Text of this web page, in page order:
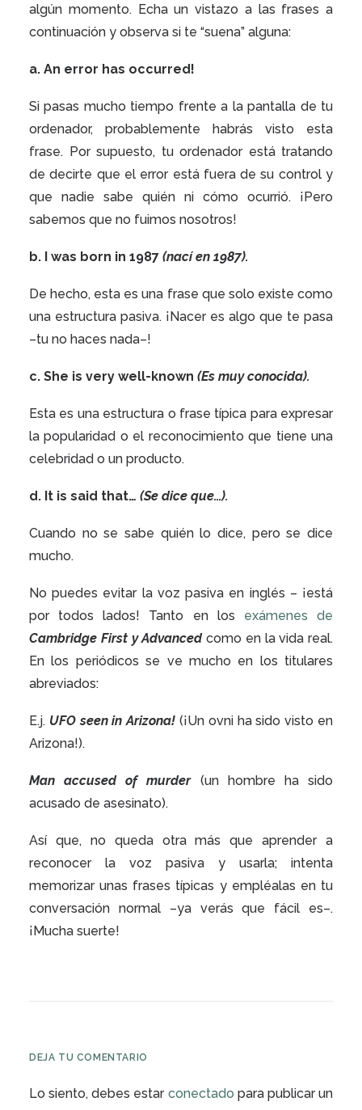
algún momento. Echa un vistazo a las frases a
continuación y observa si te “suena” alguna:
a. An error has occurred!
Si pasas mucho tiempo frente a la pantalla de tu
ordenador, probablemente habrás visto esta
frase. Por supuesto, tu ordenador está tratando
de decirte que el error está fuera de su control y
que nadie sabe quién ni cómo ocurrió. ¡Pero
sabemos que no fuimos nosotros!
b. I was born in 1987 (nací en 1987).
De hecho, esta es una frase que solo existe como
una estructura pasiva. ¡Nacer es algo que te pasa
–tu no haces nada–!
c. She is very well-known (Es muy conocida).
Esta es una estructura o frase típica para expresar
la popularidad o el reconocimiento que tiene una
celebridad o un producto.
d. It is said that… (Se dice que…).
Cuando no se sabe quién lo dice, pero se dice
mucho.
No puedes evitar la voz pasiva en inglés – ¡está
por todos lados! Tanto en los exámenes de
Cambridge First y Advancedcomo en la vida real.
En los periódicos se ve mucho en los titulares
abreviados:
E.j. UFO seen in Arizona!(¡Un ovni ha sido visto en
Arizona!).
Man accused of murder (un hombre ha sido
acusado de asesinato).
Así que, no queda otra más que aprender a
reconocer la voz pasiva y usarla; intenta
memorizar unas frases típicas y empléalas en tu
conversación normal –ya verás que fácil es–.
¡Mucha suerte!
DEJA TU COMENTARIO
Lo siento, debes estar conectado para publicar un